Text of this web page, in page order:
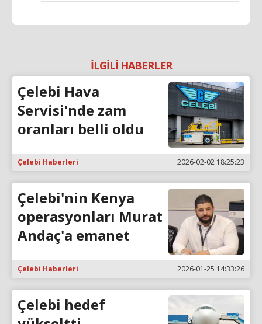
İLGİLİ HABERLER
Çelebi Hava
Servisi'nde zam
oranları belli oldu
Çelebi Haberleri 2026-02-02 18:25:23
Çelebi'nin Kenya
operasyonları Murat
Andaç'a emanet
Çelebi Haberleri 2026-01-25 14:33:26
Çelebi hedef